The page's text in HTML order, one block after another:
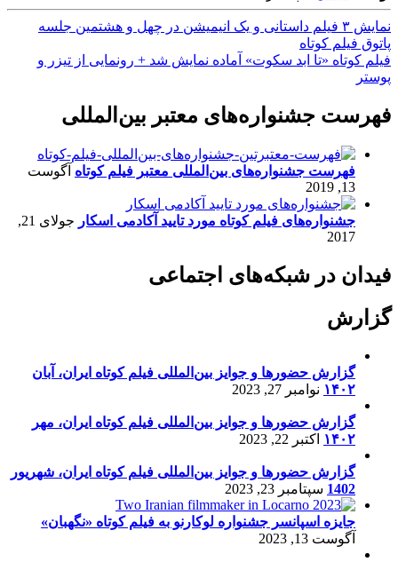
نمایش ۳ فیلم داستانی و یک انیمیشن در چهل و هشتمین جلسه
پاتوق فیلم کوتاه
فیلم کوتاه «تا ابد سکوت» آماده نمایش شد + رونمایی از تیزر و
پوستر
فهرست جشنواره‌های معتبر بین‌المللی
فهرست جشنواره‌های بین‌المللی معتبر فیلم کوتاه آگوست
13, 2019
جشنواره‌های فیلم کوتاه مورد تایید آکادمی اسکار
جولای 21,
2017
فیدان در شبکه‌های اجتماعی
گزارش
گزارش حضورها و جوایز بین‌المللی فیلم کوتاه ایران، آبان
۱۴۰۲ نوامبر 27, 2023
گزارش حضورها و جوایز بین‌المللی فیلم کوتاه ایران، مهر
۱۴۰۲ اکتبر 22, 2023
گزارش حضورها و جوایز بین‌المللی فیلم کوتاه ایران، شهریور
1402 سپتامبر 23, 2023
جایزه اسپانسر جشنواره لوکارنو به فیلم کوتاه «نگهبان»
آگوست 13, 2023